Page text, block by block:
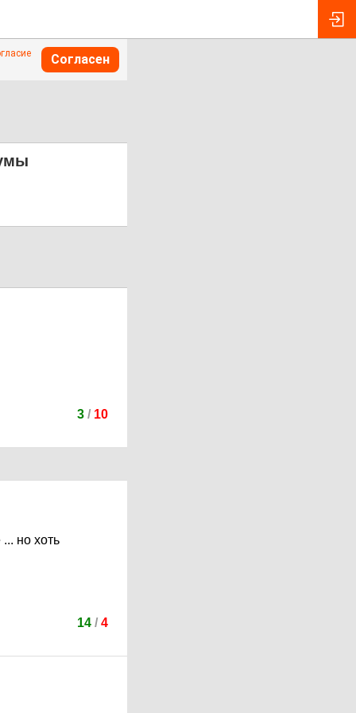
Согласен
3 / 10
но хоть
14 / 4